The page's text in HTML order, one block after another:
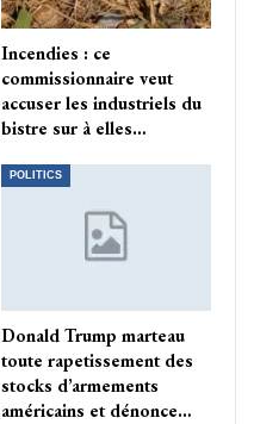
Incendies : ce
commissionnaire veut
accuser les industriels du
bistre sur à elles…
POLITICS
Donald Trump marteau
toute rapetissement des
stocks d’armements
américains et dénonce…